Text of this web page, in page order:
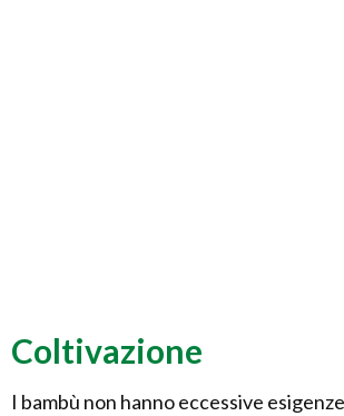
Coltivazione
I bambù non hanno eccessive